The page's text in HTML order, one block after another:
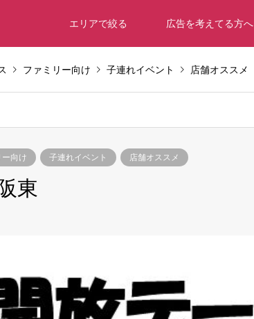
エリアで絞る 広告を考えてる方へ
ファミリー向け 子連れイベント 店舗オススメ
ー向け 子連れイベント 店舗オススメ
東